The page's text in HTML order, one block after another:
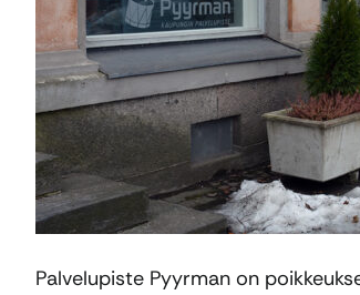
Palvelupiste Pyyrman on